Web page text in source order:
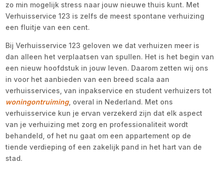
zo min mogelijk stress naar jouw nieuwe thuis kunt. Met
Verhuisservice 123 is zelfs de meest spontane verhuizing
een fluitje van een cent.
Bij Verhuisservice 123 geloven we dat verhuizen meer is
dan alleen het verplaatsen van spullen. Het is het begin van
een nieuw hoofdstuk in jouw leven. Daarom zetten wij ons
in voor het aanbieden van een breed scala aan
verhuisservices, van inpakservice en student verhuizers tot
woningontruiming, overal in Nederland. Met ons
verhuisservice kun je ervan verzekerd zijn dat elk aspect
van je verhuizing met zorg en professionaliteit wordt
behandeld, of het nu gaat om een appartement op de
tiende verdieping of een zakelijk pand in het hart van de
stad.